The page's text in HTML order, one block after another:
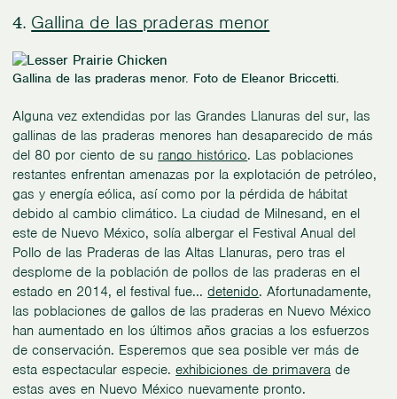
4. Gallina de las praderas menor
Gallina de las praderas menor. Foto de Eleanor Briccetti.
Alguna vez extendidas por las Grandes Llanuras del sur, las
gallinas de las praderas menores han desaparecido de más
del 80 por ciento de su rango histórico. Las poblaciones
restantes enfrentan amenazas por la explotación de petróleo,
gas y energía eólica, así como por la pérdida de hábitat
debido al cambio climático. La ciudad de Milnesand, en el
este de Nuevo México, solía albergar el Festival Anual del
Pollo de las Praderas de las Altas Llanuras, pero tras el
desplome de la población de pollos de las praderas en el
estado en 2014, el festival fue...detenido. Afortunadamente,
las poblaciones de gallos de las praderas en Nuevo México
han aumentado en los últimos años gracias a los esfuerzos
de conservación. Esperemos que sea posible ver más de
esta espectacular especie.exhibiciones de primavera de
estas aves en Nuevo México nuevamente pronto.